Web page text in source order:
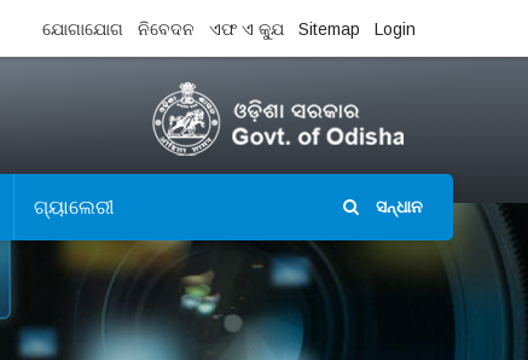
ଯୋଗାଯୋଗ ନିବେଦନ ଏଫ ଏ କ୍ଯୁ Sitemap Login
ଗ୍ୟାଲେରୀ ସନ୍ଧାନ